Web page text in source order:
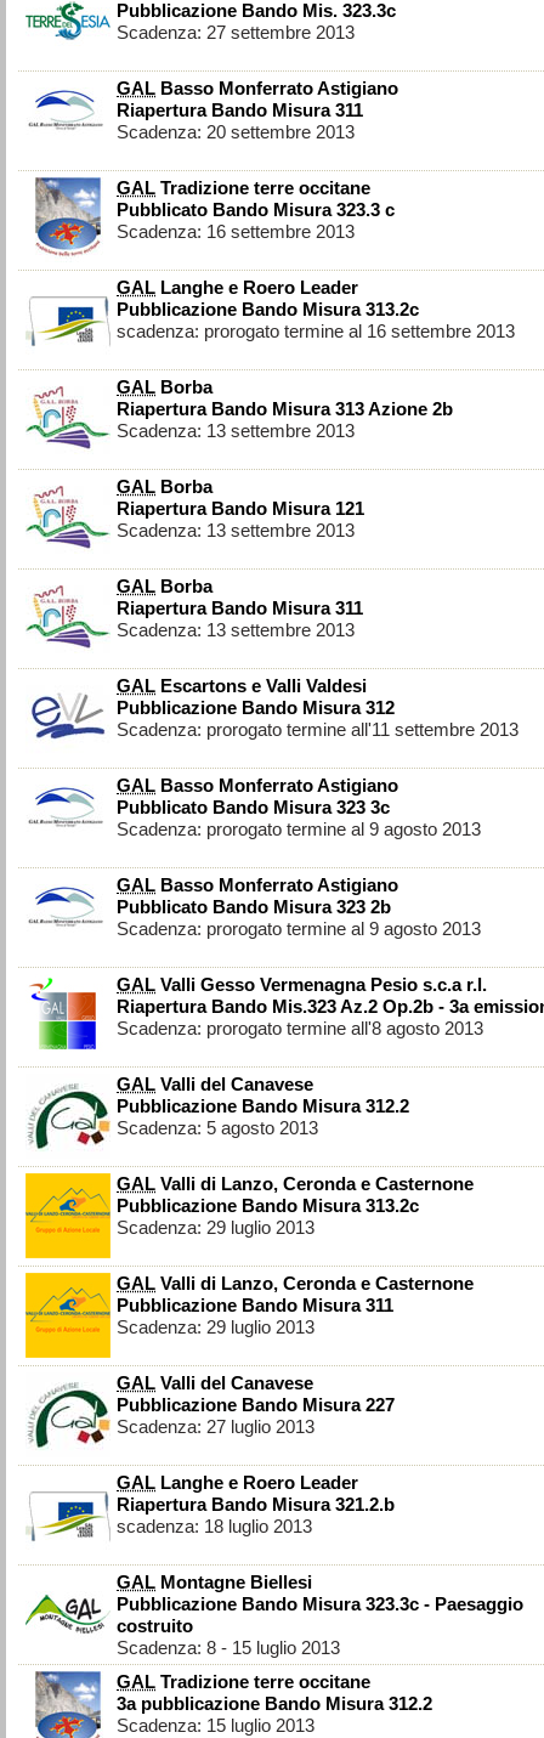
Pubblicazione Bando Mis. 323.3c
Scadenza: 27 settembre 2013
GAL Basso Monferrato Astigiano
Riapertura Bando Misura 311
Scadenza: 20 settembre 2013
GAL Tradizione terre occitane
Pubblicato Bando Misura 323.3 c
Scadenza: 16 settembre 2013
GAL Langhe e Roero Leader
Pubblicazione Bando Misura 313.2c
scadenza: prorogato termine al 16 settembre 2013
GAL Borba
Riapertura Bando Misura 313 Azione 2b
Scadenza: 13 settembre 2013
GAL Borba
Riapertura Bando Misura 121
Scadenza: 13 settembre 2013
GAL Borba
Riapertura Bando Misura 311
Scadenza: 13 settembre 2013
GAL Escartons e Valli Valdesi
Pubblicazione Bando Misura 312
Scadenza: prorogato termine all'11 settembre 2013
GAL Basso Monferrato Astigiano
Pubblicato Bando Misura 323 3c
Scadenza: prorogato termine al 9 agosto 2013
GAL Basso Monferrato Astigiano
Pubblicato Bando Misura 323 2b
Scadenza: prorogato termine al 9 agosto 2013
GAL Valli Gesso Vermenagna Pesio s.c.a r.l.
Riapertura Bando Mis.323 Az.2 Op.2b - 3a
Scadenza: prorogato termine all'8 agosto 2013
GAL Valli del Canavese
Pubblicazione Bando Misura 312.2
Scadenza: 5 agosto 2013
GAL Valli di Lanzo, Ceronda e Casternone
Pubblicazione Bando Misura 313.2c
Scadenza: 29 luglio 2013
GAL Valli di Lanzo, Ceronda e Casternone
Pubblicazione Bando Misura 311
Scadenza: 29 luglio 2013
GAL Valli del Canavese
Pubblicazione Bando Misura 227
Scadenza: 27 luglio 2013
GAL Langhe e Roero Leader
Riapertura Bando Misura 321.2.b
scadenza: 18 luglio 2013
GAL Montagne Biellesi
Pubblicazione Bando Misura 323.3c - Paesaggio
costruito
Scadenza: 8 - 15 luglio 2013
GAL Tradizione terre occitane
3a pubblicazione Bando Misura 312.2
Scadenza: 15 luglio 2013